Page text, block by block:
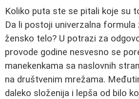
Koliko puta ste se pitali koje su
Da li postoji univerzalna formula
žensko telo? U potrazi za
provode godine nesvesno se
manekenkama sa naslovnih
na društvenim mrežama.
daleko složenija i lepša od bilo